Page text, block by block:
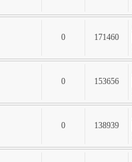
0 171460
0 153656
0 138939